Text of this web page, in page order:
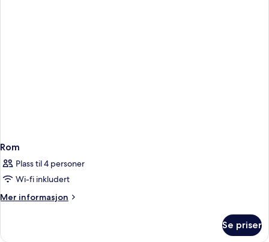
Rom
Plass til 4 personer
Wi-fi inkludert
Mer informasjon
Mer
Se priser